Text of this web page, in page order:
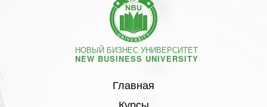
НОВЫЙ БИЗНЕС УНИВЕРСИТЕТ
NEW BUSINESS UNIVERSITY
Главная